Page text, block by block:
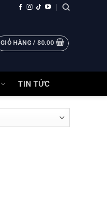
GIỎ HÀNG /$0.00
TIN TỨC